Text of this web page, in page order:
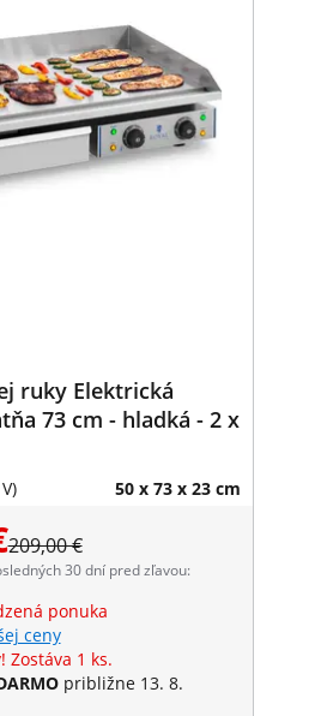
ruky Elektrická
73 cm - hladká - 2 x
50 x 73 x 23 cm
209,00 €
30 dní pred zľavou:
ponuka
ceny
Zostáva 1 ks.
približne 13. 8.